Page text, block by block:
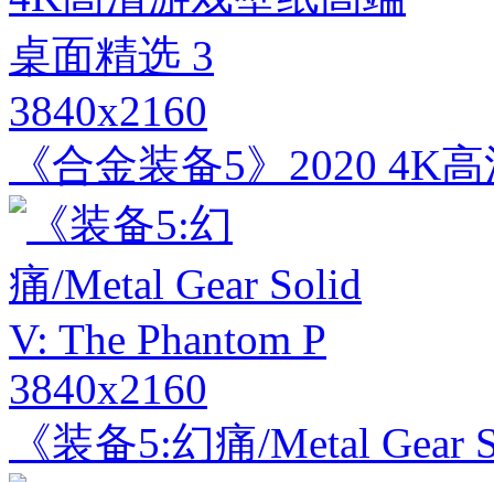
3840x2160
《合金装备5》2020 4K
3840x2160
《装备5:幻痛/Metal Gear